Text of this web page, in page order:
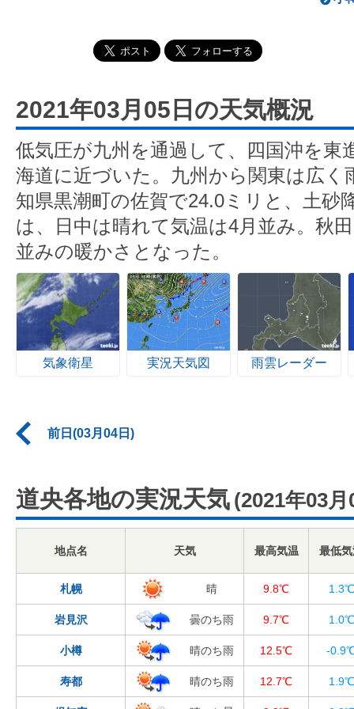
2021年03月05日の天気概況
低気圧が九州を通過して、四国沖を東
海道に近づいた。九州から関東は広く
知県黒潮町の佐賀で24.0ミリと、土砂
は、日中は晴れて気温は4月並み。秋
並みの暖かさとなった。
気象衛星 実況天気図 雨雲レーダー
前日(03月04日)
道央各地の実況天気 (2021年03月
地点名 天気 最高気温 最低
札幌 晴 9.8℃ 1.3℃
岩見沢 曇のち雨 9.7℃ 1.0℃
小樽 晴のち雨 12.5℃ -
寿都 晴のち雨 12.7℃ 1.9℃